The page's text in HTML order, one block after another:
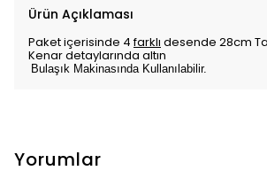
Ürün Açıklaması
Paket içerisinde 4farklı desende 28cm
Kenar detaylarında altın
Bulaşık Makinasında Kullanılabilir.
Yorumlar